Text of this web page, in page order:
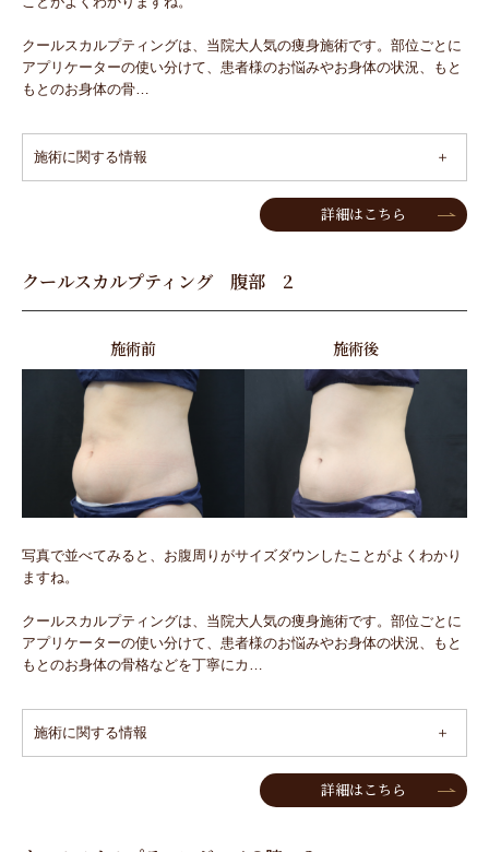
クールスカルプティングは、当院大人気の痩身施術です。部位ごとに
アプリケーターの使い分けて、患者様のお悩みやお身体の状況、もと
もとのお身体の骨…
施術に関する情報
詳細はこちら
クールスカルプティング 腹部 2
施術前 施術後
写真で並べてみると、お腹周りがサイズダウンしたことがよくわかり
ますね。
クールスカルプティングは、当院大人気の痩身施術です。部位ごとに
アプリケーターの使い分けて、患者様のお悩みやお身体の状況、もと
もとのお身体の骨格などを丁寧にカ…
施術に関する情報
詳細はこちら